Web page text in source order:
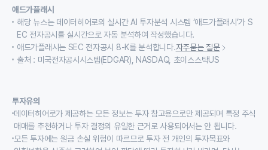
애드가플래시
해당 뉴스는 데이터히어로의 실시간 AI 투자분석 시스템 ‘애드가플래시’가 S
EC 전자공시를 실시간으로 자동 분석하여 작성했습니다.
애드가플래시는 SEC 전자공시 8-K를 분석합니다.자주묻는 질문
출처 : 미국전자공시시스템(EDGAR), NASDAQ, 초이스스탁US
투자유의
데이터히어로가 제공하는 모든 정보는 투자 참고용으로만 제공되며 특정 주식
매매를 추천하거나 투자 결정의 유일한 근거로 사용되어서는 안 됩니다.
모든 투자에는 원금 손실 위험이 따르므로 투자 전 개인의 투자목표와